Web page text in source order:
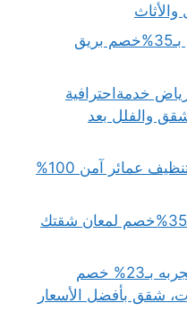
شركة تنظيف ارضيات بالرياض بـ35%خصم بريق
خدمةاحترافية
والفلل بعد
شركة تنظيف عمائر بالرياض..تنظيف عمائر آمن 100%
شركة تنظيف شقق بالرياض بـ35%خصم لمعان شقتك
شركة تنظيف شمال الرياض مجربه بـ23% خصم
شقق بأفضل الأسعار